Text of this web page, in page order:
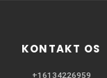
KONTAKT OS
+16134226959